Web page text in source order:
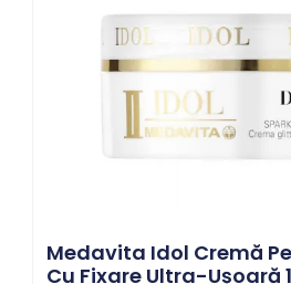
Medavita Idol Cremă
Cu Fixare Ultra-Ușoară